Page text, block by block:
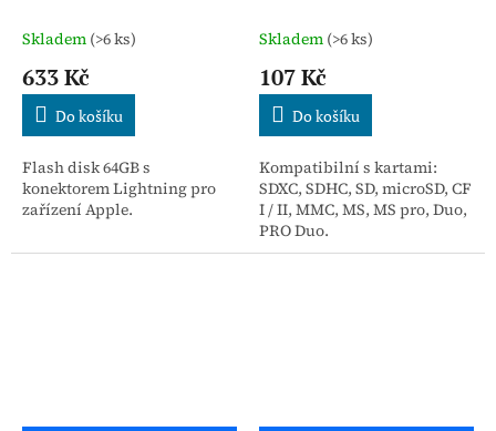
Skladem (>6 ks)
633 Kč
Do košíku
Flash disk 64GB s
konektorem Lightning pro
zařízení Apple.
Skladem (>6 ks)
107 Kč
Do košíku
Kompatibilní s kartami:
SDXC, SDHC, SD, microSD, CF
I / II, MMC, MS, MS pro, Duo,
PRO Duo.